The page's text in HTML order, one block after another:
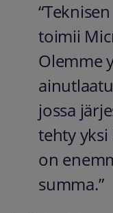
toimii
Olemme
jossa
tehty
on
summa.”